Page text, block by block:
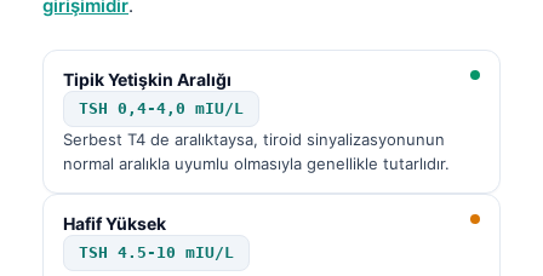
girişimidir.
Tipik Yetişkin Aralığı
TSH 0,4-4,0 mIU/L
Serbest T4 de aralıktaysa, tiroid sinyalizasyonunun
normal aralıkla uyumlu olmasıyla genellikle tutarlıdır.
Hafif Yüksek
TSH 4.5-10 mIU/L